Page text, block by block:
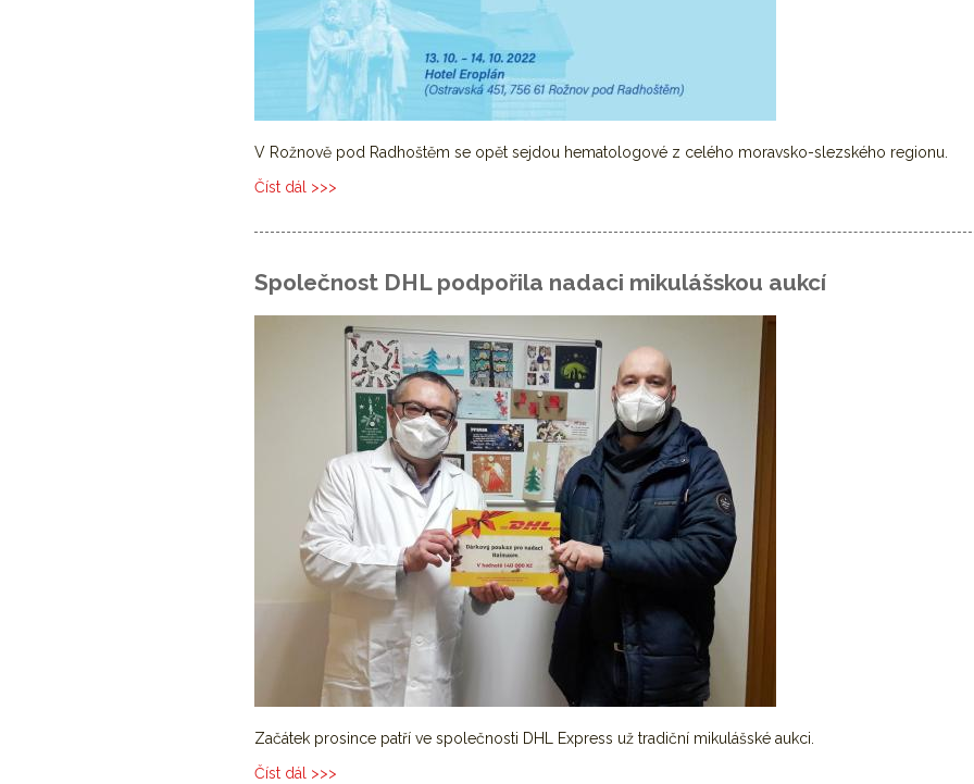
V Rožnově pod Radhoštěm se opět sejdou hematologové z celého moravsko-slezského regionu.
Číst dál
XXVII. Pracovní setkání hematologických pracovišť
Společnost DHL podpořila nadaci mikulášskou aukcí
Začátek prosince patří ve společnosti DHL Express už tradiční mikulášské aukci.
Číst dál Společnost DHL podpořila nadaci mikulášskou aukcí